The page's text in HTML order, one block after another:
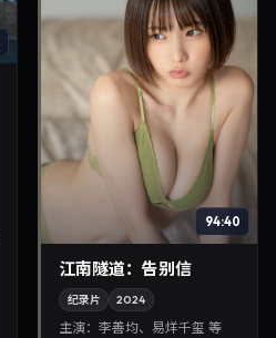
94:40
江南隧道：告别信
纪录片 2024
主演：李善均、易烊千玺 等